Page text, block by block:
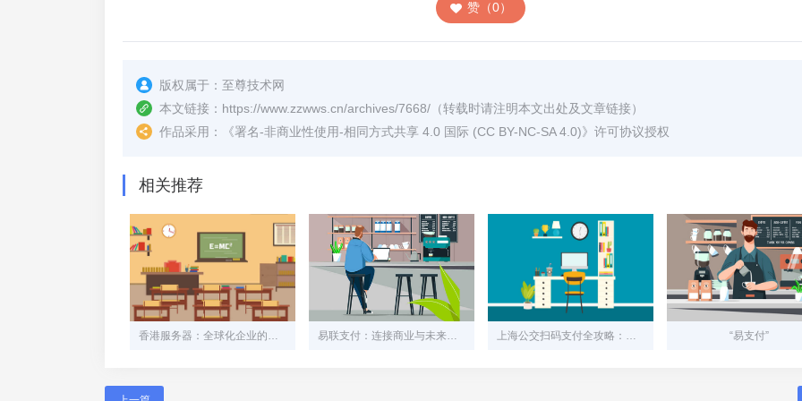
赞（0）
版权属于： 至尊技术网
本文链接： https://www.zzwws.cn/archives/7668/ （转载时请注明本文出处及文章链接）
作品采用：
《署名-非商业性使用-相同方式共享 4.0 国际 (CC BY-NC-SA 4.0)》许可协议授权
相关推荐
香港服务器：全球化企业的战略跳板与数字丝绸之路枢纽 易联支付：连接商业与未来的智能支付引擎 上海公交扫码支付全攻略：一部手机畅行魔都 “易支付”